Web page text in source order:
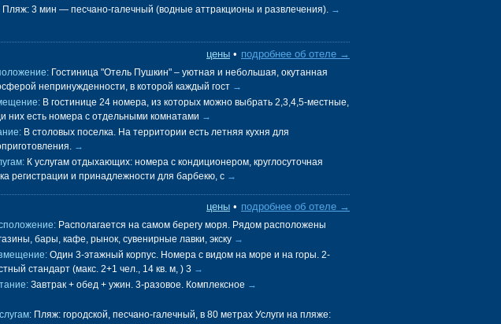
Пляж: 3 мин — песчано-галечный (водные аттракционы и развлечения). →
подробнее об отеле →
цены •
Гостиница "Отель Пушкин" – уютная и небольшая, окутанная
непринужденности, в которой каждый гост →
В гостинице 24 номера, из которых можно выбрать 2,3,4,5-местные,
них есть номера с отдельными комнатами →
В столовых поселка. На территории есть летняя кухня для
→
К услугам отдыхающих: номера с кондиционером, круглосуточная
регистрации и принадлежности для барбекю, с →
подробнее об отеле →
цены •
Располагается на самом берегу моря. Рядом расположены
бары, кафе, рынок, сувенирные лавки, экску →
Один 3-этажный корпус. Номера с видом на море и на горы. 2-
стандарт (макс. 2+1 чел., 14 кв. м, ) 3 →
Завтрак + обед + ужин. 3-разовое. Комплексное →
Пляж: городской, песчано-галечный, в 80 метрах Услуги на пляже: